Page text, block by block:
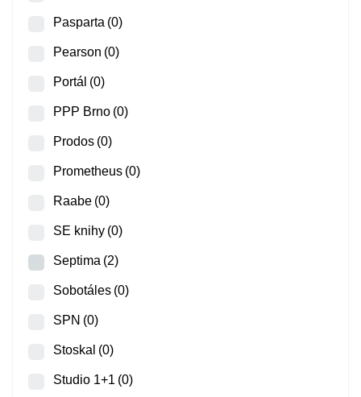
Pasparta (0)
Pearson (0)
Portál (0)
PPP Brno (0)
Prodos (0)
Prometheus (0)
Raabe (0)
SE knihy (0)
Septima (2)
Sobotáles (0)
SPN (0)
Stoskal (0)
Studio 1+1 (0)